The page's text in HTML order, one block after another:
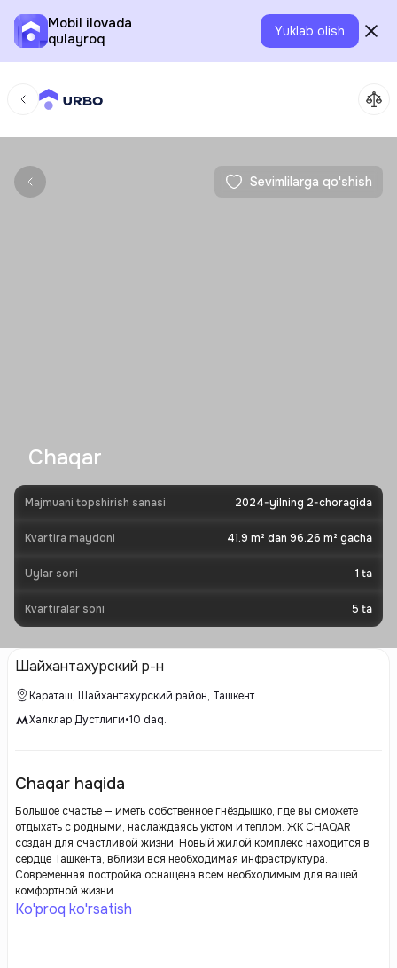
Mobil ilovada
qulayroq
Yuklab olish
Sevimlilarga qo'shish
Chaqar
Majmuani topshirish sanasi 2024-yilning 2-choragida
Kvartira maydoni 41.9 m² dan 96.26 m² gacha
Uylar soni 1 ta
Kvartiralar soni 5 ta
Шайхантахурский р-н
Караташ, Шайхантахурский район, Ташкент
Халклар Дустлиги•10 daq.
Chaqar haqida
Большое счастье — иметь собственное гнёздышко, где вы сможете
отдыхать с родными, наслаждаясь уютом и теплом. ЖК CHAQAR
создан для счастливой жизни. Новый жилой комплекс находится в
сердце Ташкента, вблизи вся необходимая инфраструктура.
Современная постройка оснащена всем необходимым для вашей
комфортной жизни.
Ko'proq ko'rsatish